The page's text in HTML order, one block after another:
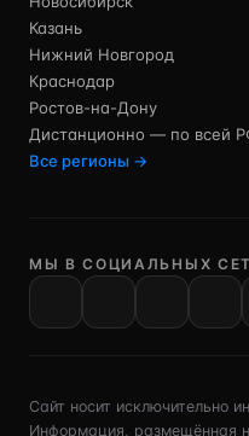
Казань
Нижний Новгород
Краснодар
Ростов-на-Дону
Дистанционно — по всей
Все регионы →
МЫ В СОЦИАЛЬНЫХ
Сайт носит исключительно
Информация, размещённая